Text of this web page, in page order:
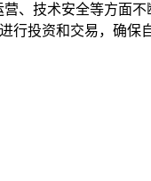
、技术安全等方面
投资和交易，确保